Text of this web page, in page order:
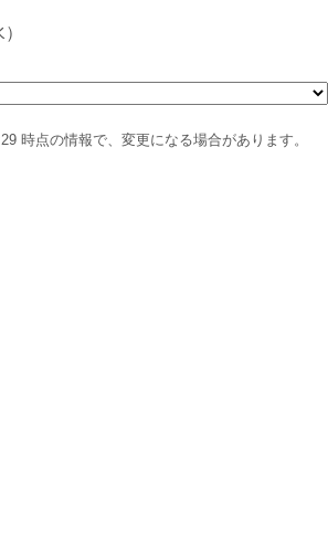
時点の情報で、変更になる場合があります。